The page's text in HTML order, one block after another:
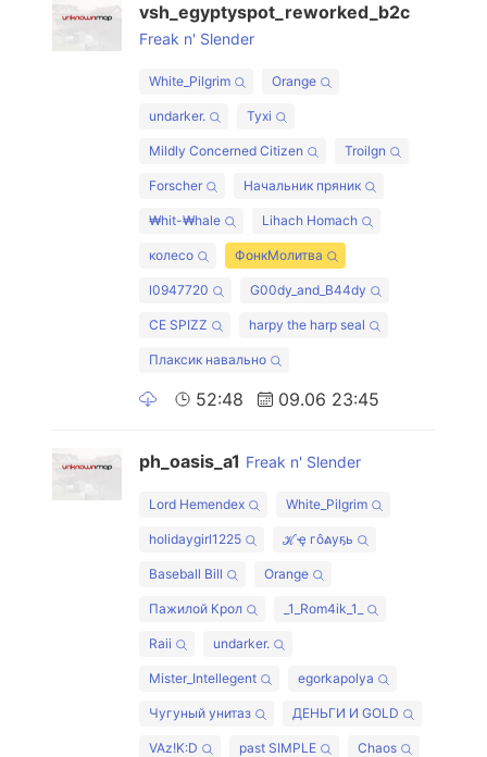
vsh_egyptyspot_reworked_b2c
Freak n' Slender
White_Pilgrim Orange
undarker. Tyxi
Mildly Concerned Citizen Troilgn
Forscher Начальник пряник
₩hit-₩hale Lihach Homach
колесо ФонкМолитва
l0947720 G00dy_and_B44dy
CE SPIZZ harpy the harp seal
Плаксик навально
52:48 09.06 23:45
ph_oasis_a1 Freak n' Slender
Lord Hemendex White_Pilgrim
holidaygirl1225 ℋҿ гôልуҕь
Baseball Bill Orange
Пажилой Крол _1_Rom4ik_1_
Raii undarker.
Mister_Intellegent egorkapolya
Чугуный унитаз ДЕНЬГИ И GOLD
VAz!K:D past SIMPLE Chaos